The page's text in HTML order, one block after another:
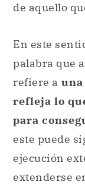
de aquello
En este
palabra que
refiere a
refleja lo
para
este puede
ejecución
extenderse